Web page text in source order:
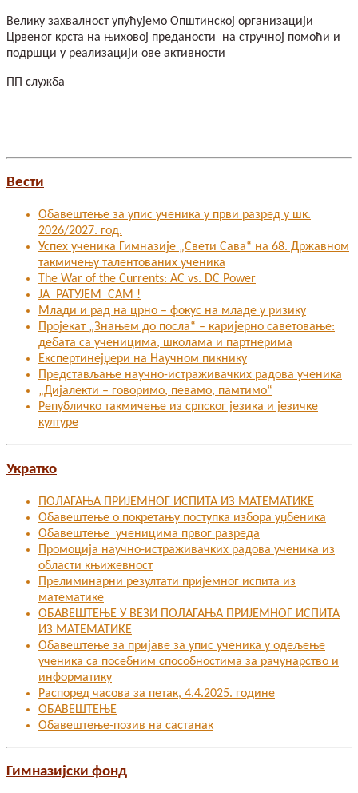
Велику захвалност упућујемо Општинској организацији
Црвеног крста на њиховој преданости на стручној помоћи и
подршци у реализацији ове активности
ПП служба
Вести
Обавештење за упис ученика у први разред у шк.
2026/2027. год.
Успех ученика Гимназије „Свети Сава“ на 68. Државном
такмичењу талентованих ученика
The War of the Currents: AC vs. DC Power
ЈА РАТУЈЕМ САМ !
Млади и рад на црно – фокус на младе у ризику
Пројекат „Знањем до посла“ – каријерно саветовање:
дебата са ученицима, школама и партнерима
Експертинејџери на Научном пикнику
Представљање научно-истраживачких радова ученика
„Дијалекти – говоримо, певамо, памтимо“
Републичко такмичење из српског језика и језичке
културе
Укратко
ПОЛАГАЊА ПРИЈЕМНОГ ИСПИТА ИЗ МАТЕМАТИКЕ
Обавештење о покретању поступка избора уџбеника
Обавештење ученицима првог разреда
Промоција научно-истраживачких радова ученика из
области књижевност
Прелиминарни резултати пријемног испита из
математике
ОБАВЕШТЕЊЕ У ВЕЗИ ПОЛАГАЊА ПРИЈЕМНОГ ИСПИТА
ИЗ МАТЕМАТИКЕ
Oбавештење за пријаве за упис ученика у одељење
ученика са посебним способностима за рачунарство и
информатику
Распоред часова за петак, 4.4.2025. године
ОБАВЕШТЕЊЕ
Обавештење-позив на састанак
Гимназијски фонд